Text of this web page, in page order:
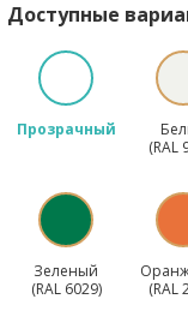
Доступные
Прозрачный
(RAL
Зеленый
(RAL 6029)
(RAL